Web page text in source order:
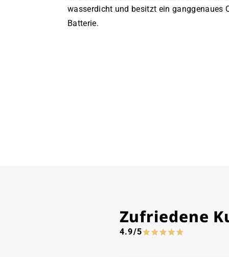
wasserdicht und besitzt ein ganggenaues
Batterie.
Zufriedene
4.9/5